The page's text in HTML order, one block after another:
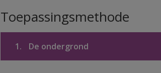
Toepassingsmethode
1. De ondergrond